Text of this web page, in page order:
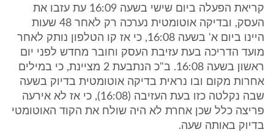
קריאת הפעלה ביום שישי בשעה 16:09 עת עזבו את
העסק, ובדיקה אוטומטית נערכה רק לאחר 48 שעות
היינו ביום א' בשעה 16:08, כי אז קו הטלפון נותק לאחר
מועד הדריכה בעת עזיבת העסק וחובר מחדש לפני יום
ראשון בשעה 16:08. ב"כ הנתבעת 2 מציינת, כי במילים
אחרות מקום ובו נראית בדיקה אוטומטית בדיוק בשעה
שבה נקלטה כזו בעת העזיבה (16:08), כי אז לא אירעה
פריצה כלל שכן אחרת לא היה שולח את הקוד האוטומטי
בדיוק באותה שעה.